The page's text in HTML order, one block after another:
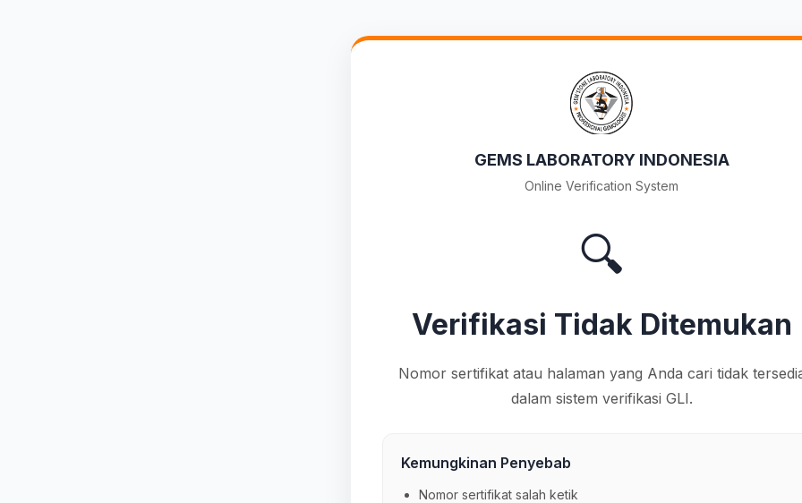
GEMS LABORATORY INDONESIA
Online Verification System
🔍
Verifikasi Tidak Ditemukan
Nomor sertifikat atau halaman yang Anda cari tidak
dalam sistem verifikasi GLI.
Kemungkinan Penyebab
Nomor sertifikat salah ketik